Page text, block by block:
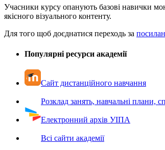
Учасники курсу опанують базові навички
якісного візуального контенту.
Для того щоб доєднатися переходь за
Популярні ресурси академії
Сайт дистанційного навчання
Розклад занять, навчальні плани,
Електронний архів УІПА
Всі сайти академії